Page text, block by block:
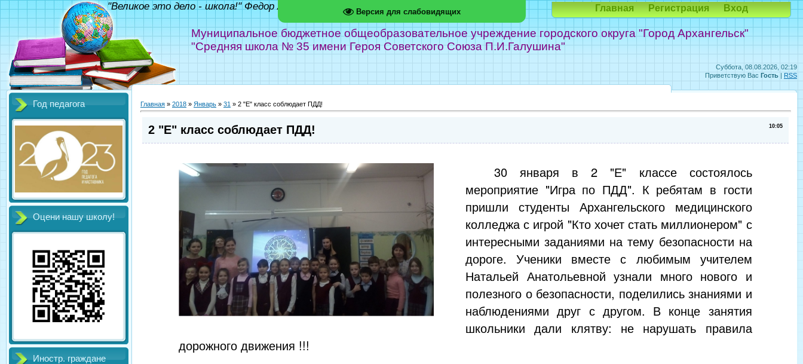
Версия для слабовидящих
Суббота, 08.08.2026, 02:19
Приветствую Вас Гость | RSS
Муниципальное бюджетное общеобразовательное учреждение городского округа "Город Архангельск"
"Средняя школа № 35 имени Героя Советского Союза П.И.Галушина"
"Великое это дело - школа!" Федор Абрамов Главная Регистрация Вход
Год педагога
Оцени нашу школу!
Иностр. граждане
Главная » 2018 » Январь » 31 » 2 "Е" класс соблюдает ПДД!
10:05
2 "Е" класс соблюдает ПДД!
30 января в 2 "Е" классе состоялось
мероприятие "Игра по ПДД". К ребятам в гости
пришли студенты Архангельского медицинского
колледжа с игрой "Кто хочет стать миллионером" с
интересными заданиями на тему безопасности на
дороге. Ученики вместе с любимым учителем
Натальей Анатольевной узнали много нового и
полезного о безопасности, поделились знаниями и
наблюдениями друг с другом. В конце занятия
школьники дали клятву: не нарушать правила
дорожного движения !!!